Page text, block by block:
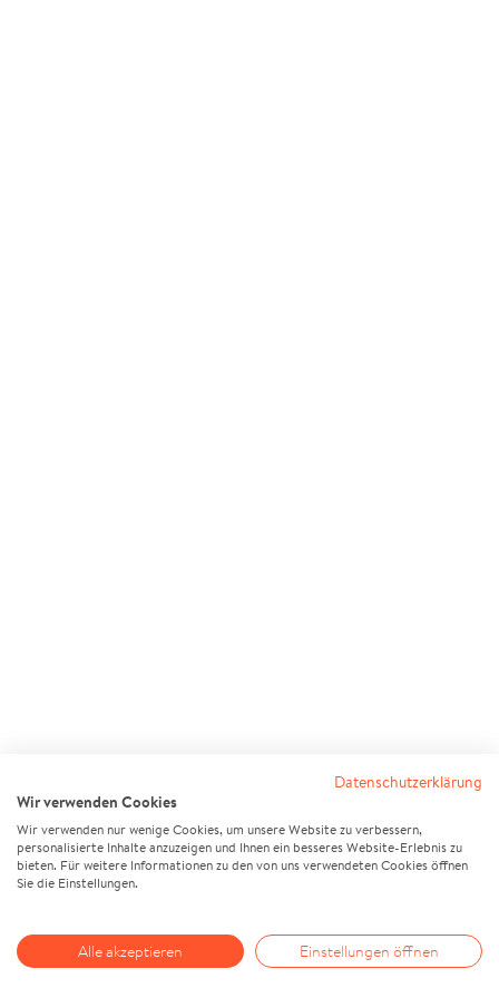
Datenschutzerklärung
Wir verwenden Cookies
Wir verwenden nur wenige Cookies, um unsere Website zu verbessern,
personalisierte Inhalte anzuzeigen und Ihnen ein besseres Website-Erlebnis zu
bieten. Für weitere Informationen zu den von uns verwendeten Cookies öffnen
Sie die Einstellungen.
Alle akzeptieren Einstellungen öffnen